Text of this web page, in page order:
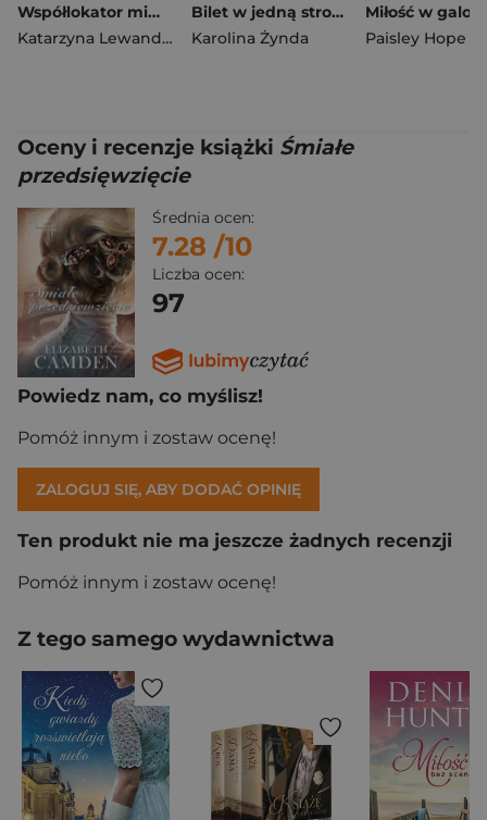
Współlokator mimo woli
Katarzyna Lewandowicz
Bilet w jedną stronę
Karolina Żynda
Paisley Hope
Oceny i recenzje książki Śmiałe
przedsięwzięcie
Średnia ocen:
7.28 /10
Liczba ocen:
97
Powiedz nam, co myślisz!
Pomóż innym i zostaw ocenę!
ZALOGUJ SIĘ, ABY DODAĆ OPINIĘ
Ten produkt nie ma jeszcze żadnych recenzji
Pomóż innym i zostaw ocenę!
Z tego samego wydawnictwa